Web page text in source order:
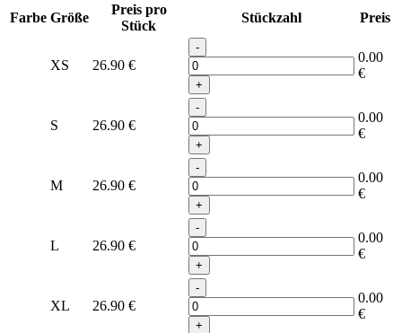
Farbe Größe
Preis pro
Stück
Stückzahl Preis
XS 26.90 €
-
+
0.00
€
S 26.90 €
-
+
0.00
€
M 26.90 €
-
+
0.00
€
L 26.90 €
-
+
0.00
€
XL 26.90 €
-
+
0.00
€